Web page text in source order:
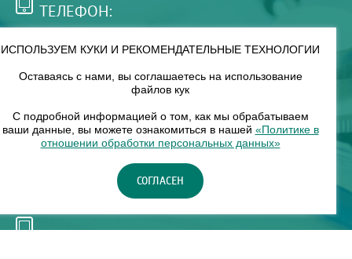
ТЕЛЕФОН:
РЕЖИМ РАБОТЫ:
8 — 18
НАШ ФИЛИАЛ:
Москва, м. Нагорное, Нагорный б-р, д. 19, кор. 1
ИСПОЛЬЗУЕМ КУКИ И РЕКОМЕНДАТЕЛЬНЫЕ ТЕХНОЛОГИИ
Оставаясь с нами, вы соглашаетесь на использование
файлов кук
С подробной информацией о том, как мы обрабатываем
ваши данные, вы можете ознакомиться в нашей «Политике в
отношении обработки персональных данных»
СОГЛАСЕН